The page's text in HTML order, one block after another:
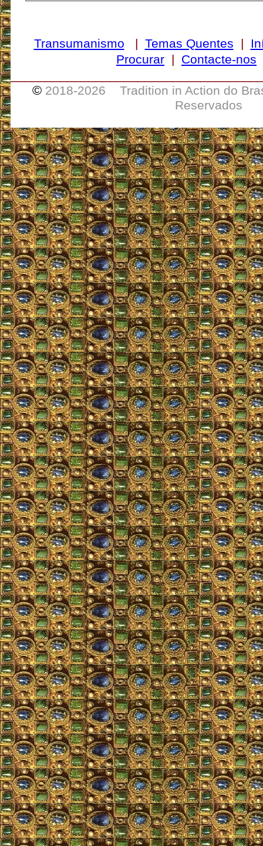
Transumanismo | Temas Quentes |
Procurar | Contacte-nos
© 2018-2026 Tradition in Action do
Reservados